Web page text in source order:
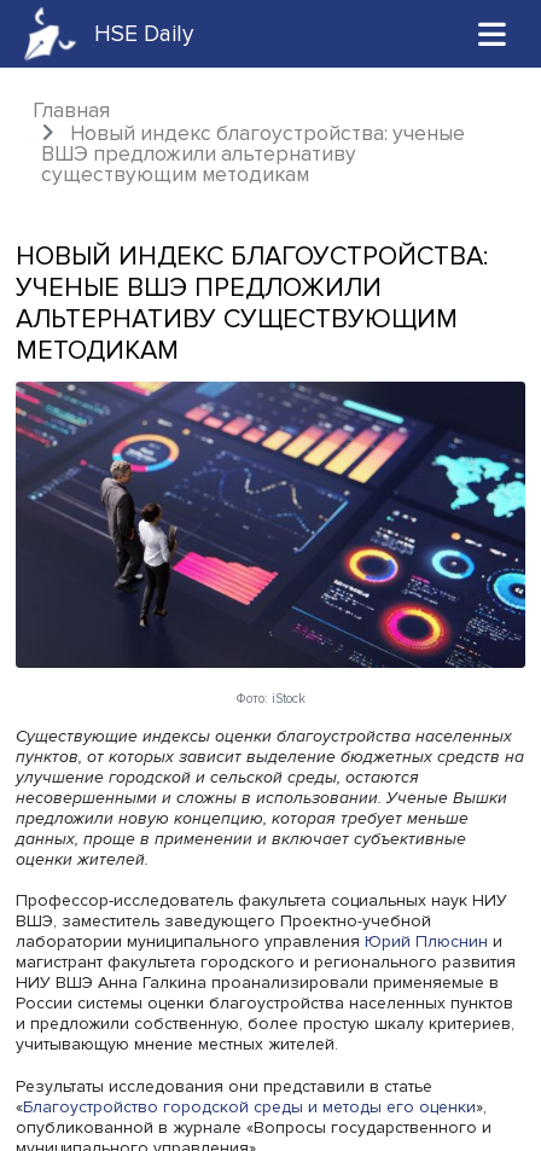
HSE Daily
Главная
Новый индекс благоустройства: ученые
ВШЭ предложили альтернативу
НОВЫЙ ИНДЕКС
УЧЕНЫЕ ВШЭ ПРЕДЛОЖИЛИ
АЛЬТЕРНАТИВУ СУЩЕСТВУЮЩИМ
МЕТОДИКАМ
Фото: iStock
Существующие индексы оценки благоустройства
пунктов, от которых зависит выделение бюджетных
улучшение городской и сельской среды, остаются
несовершенными и сложны в использовании. Ученые
предложили новую концепцию, которая требует меньше
данных, проще в применении и включает субъективные
оценки жителей.
Профессор-исследователь факультета социальных
ВШЭ, заместитель заведующего Проектно-учебной
лаборатории муниципального управленияЮрий
магистрант факультета городского и регионального
НИУ ВШЭ Анна Галкина проанализировали